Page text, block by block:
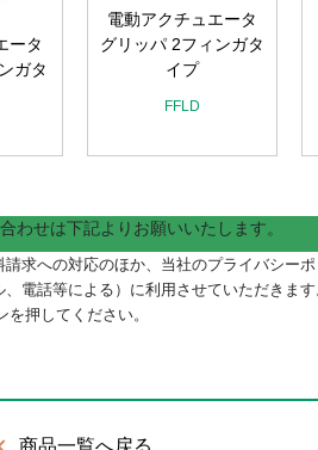
ータ
ガタ
電動アクチュエータ
グリッパ 2フィンガタ
イプ
FFLD
わせは下記よりお願いいたします。
求への対応のほか、当社のプライバシー
電話等による）に利用させていただきます
押してください。
商品一覧へ戻る